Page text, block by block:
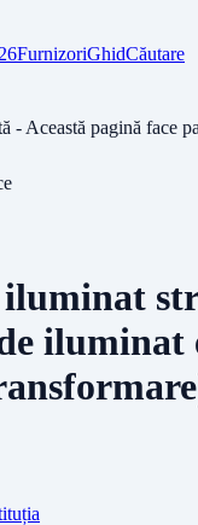
FurnizoriGhidCăutare
- Această pagină face
iluminat